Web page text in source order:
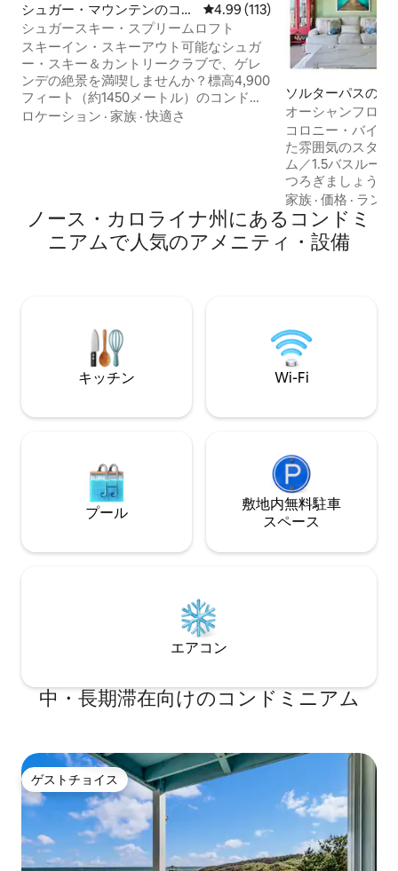
シュガー・マウンテンのコン
ドミニアム
レビュー113件、5つ星中4.99つ
4.99 (113)
シュガースキー・スプリームロフト
スキーイン・スキーアウト可能なシュガ
ー・スキー＆カントリークラブで、ゲレ
ンデの絶景を満喫しませんか？標高4,900
フィート（約1450メートル）のコンドミ
ニアム内またはプライベートバルコニー
暖炉、ロフトベッドルーム（クイーンサ
イズベッド、クイーンサイズソファベッ
ド、設備の整ったキッチン）、クラブハ
ロケーション · 家族 ·快適さ
ソルターパスのコ
アム
オーシャンフロン
ビュー - 最上階、
コロニー・バイ・
た雰囲気のスタイ
ム／1.5バスルー
つろぎましょう。
てもっとビーチを
族に最適です。
ようなインテリ
Saatvaのキング
ドドアを開けて波
ックスしたりしま
接アクセス、プー
ル、屋外シャワー
家族 ·価格 · ラン
ノース・カロライナ州にあるコンドミ
ニアムで人気のアメニティ・設備
キッチン Wi-Fi
プール
敷地内無料駐⁠車
ス⁠ペ⁠ー⁠ス
エアコン
中・長期滞在向けのコンドミニアム
ゲストチョイス
ゲストチョイス